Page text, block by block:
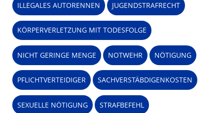
ILLEGALES AUTORENNEN JUGENDSTRAFRECHT
KÖRPERVERLETZUNG MIT TODESFOLGE
NICHT GERINGE MENGE NOTWEHR NÖTIGUNG
PFLICHTVERTEIDIGER SACHVERSTÄBDIGENKOSTEN
SEXUELLE NÖTIGUNG STRAFBEFEHL